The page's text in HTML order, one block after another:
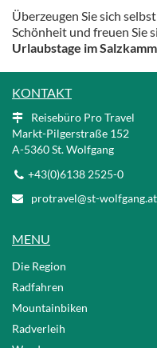
Überzeugen Sie sich
Schönheit und freuen Sie
Urlaubstage im
KONTAKT
Reisebüro Pro Travel
Markt-Pilgerstraße 152
A-5360 St. Wolfgang
+43(0)6138 2525-0
protravel@st-wolfgang.at
MENU
Die Region
Radfahren
Mountainbiken
Radverleih